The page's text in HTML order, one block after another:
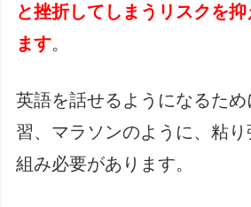
と挫折してしまうリスクを
ます。
英語を話せるようになるた
習、マラソンのように、粘り
組み必要があります。